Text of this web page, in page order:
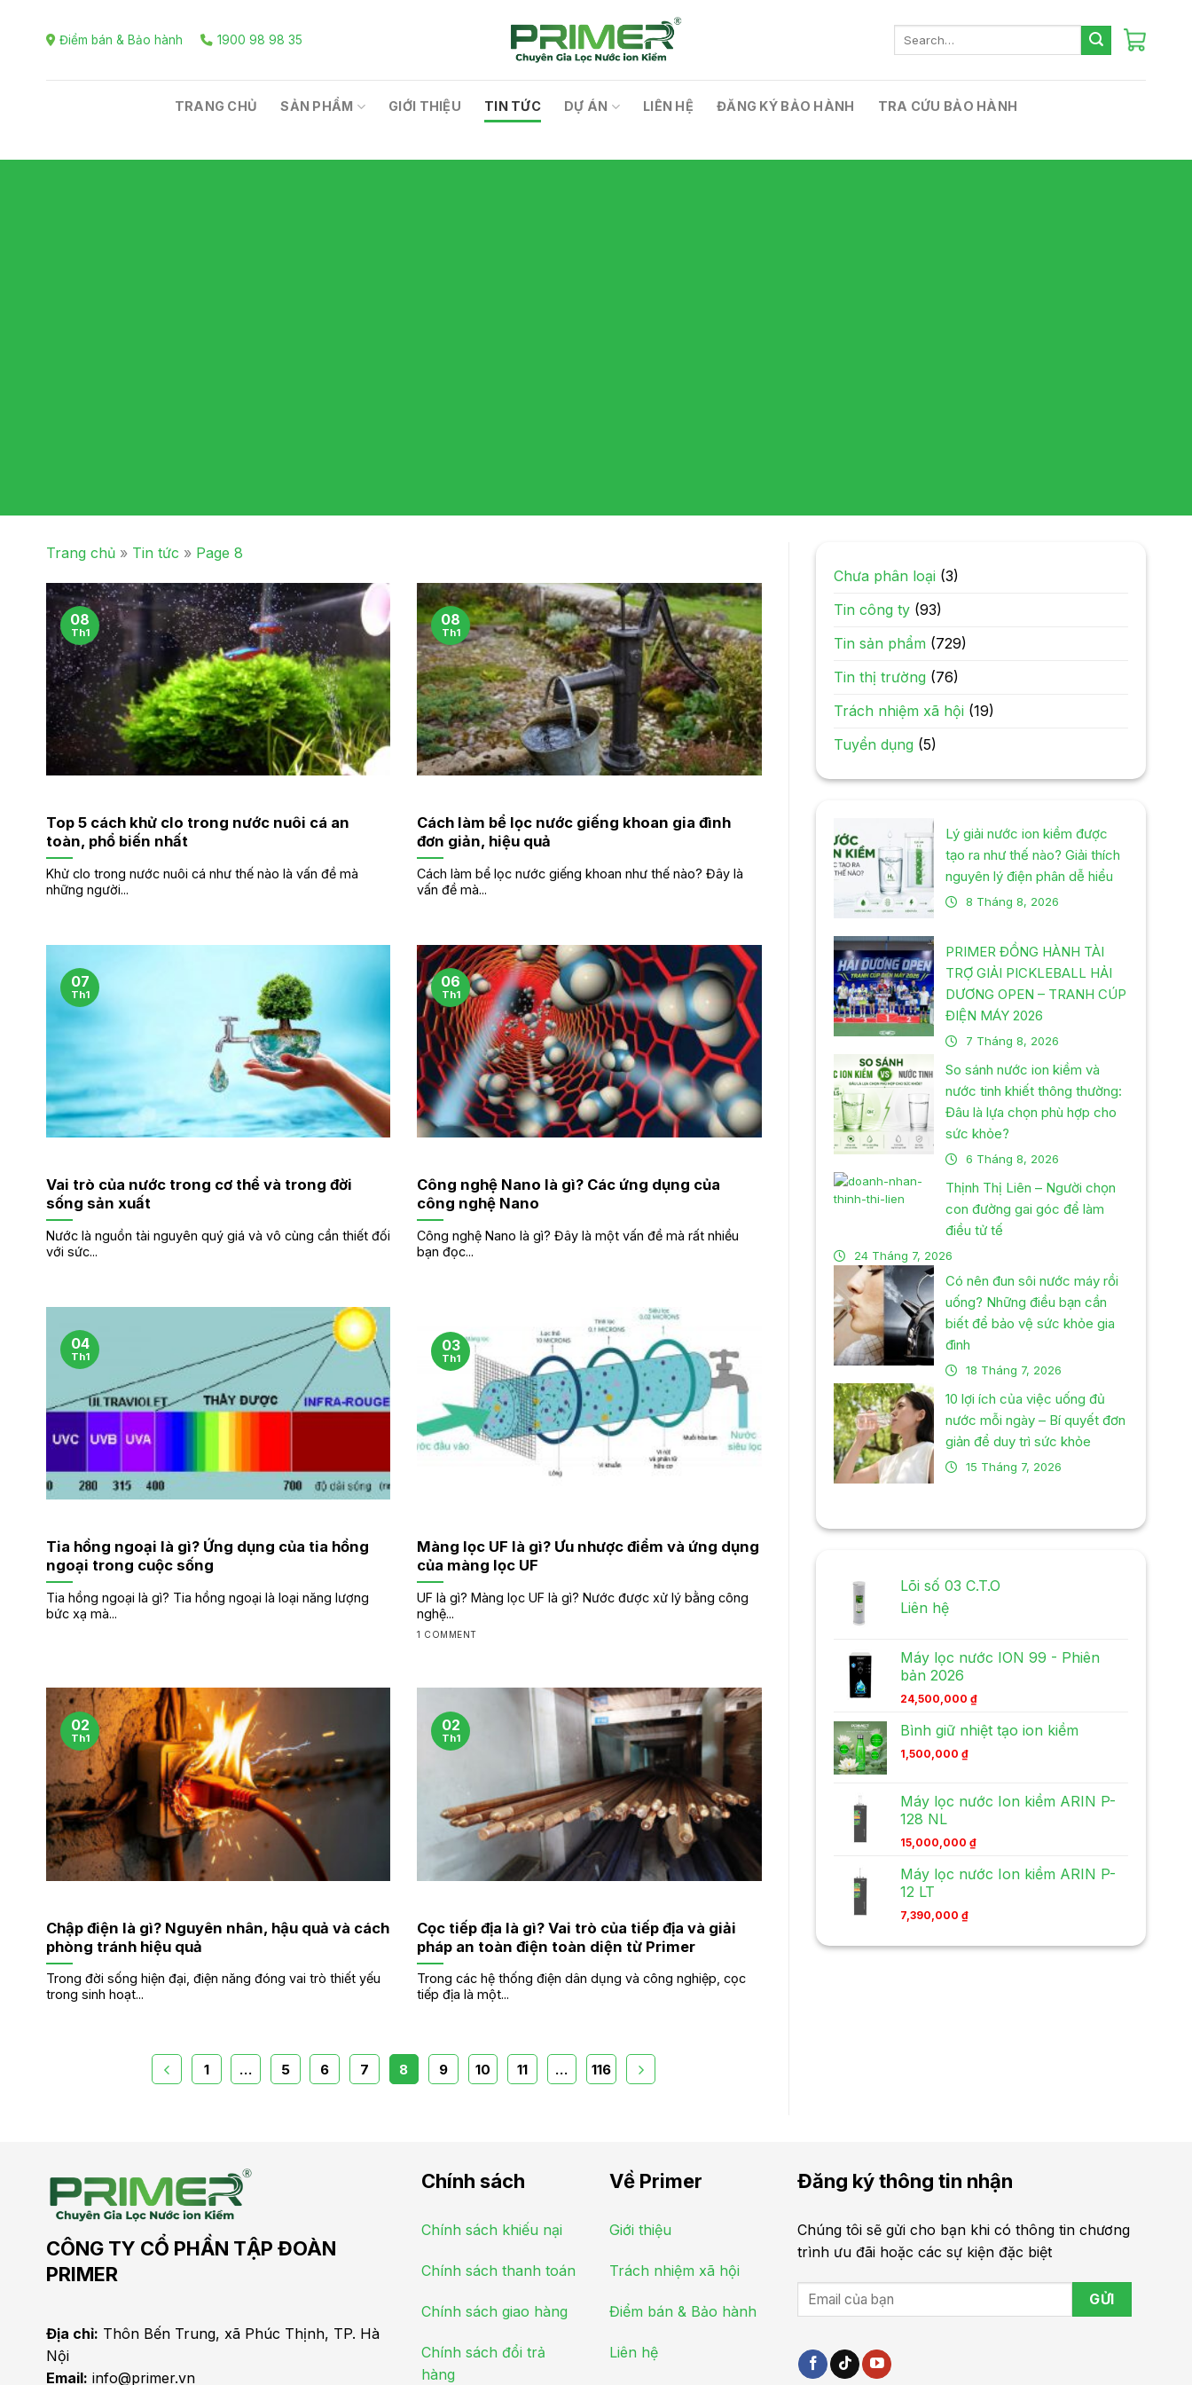
Điểm bán & Bảo hành 1900 98 98 35
TRANG CHỦ SẢN PHẨM GIỚI THIỆU TIN TỨC DỰ ÁN LIÊN HỆ ĐĂNG KÝ BẢO HÀNH TRA CỨU BẢO HÀNH
Trang chủ » Tin tức » Page 8
Top 5 cách khử clo trong nước nuôi cá an
toàn, phổ biến nhất
Khử clo trong nước nuôi cá như thế nào là vấn đề mà
những người...
08
Th1
Cách làm bể lọc nước giếng khoan gia đình
đơn giản, hiệu quả
Cách làm bể lọc nước giếng khoan như thế nào? Đây là
vấn đề mà...
08
Th1
Vai trò của nước trong cơ thể và trong đời
sống sản xuất
Nước là nguồn tài nguyên quý giá và vô cùng cần thiết đối
với sức...
07
Th1
Công nghệ Nano là gì? Các ứng dụng của
công nghệ Nano
Công nghệ Nano là gì? Đây là một vấn đề mà rất nhiều
bạn đọc...
06
Th1
Tia hồng ngoại là gì? Ứng dụng của tia hồng
ngoại trong cuộc sống
Tia hồng ngoại là gì? Tia hồng ngoại là loại năng lượng
bức xạ mà...
04
Th1
Màng lọc UF là gì? Ưu nhược điểm và ứng dụng
của màng lọc UF
UF là gì? Màng lọc UF là gì? Nước được xử lý bằng công
nghệ...
1 COMMENT
03
Th1
Chập điện là gì? Nguyên nhân, hậu quả và cách
phòng tránh hiệu quả
Trong đời sống hiện đại, điện năng đóng vai trò thiết yếu
trong sinh hoạt...
02
Th1
Cọc tiếp địa là gì? Vai trò của tiếp địa và giải
pháp an toàn điện toàn diện từ Primer
Trong các hệ thống điện dân dụng và công nghiệp, cọc
tiếp địa là một...
02
Th1
1 … 5 6 7 8 9 10 11 … 116
Chưa phân loại (3)
Tin công ty(93)
Tin sản phẩm (729)
Tin thị trường (76)
Trách nhiệm xã hội (19)
Tuyển dụng (5)
Lý giải nước ion kiềm được
tạo ra như thế nào? Giải thích
nguyên lý điện phân dễ hiểu
8 Tháng 8, 2026
PRIMER ĐỒNG HÀNH TÀI
TRỢ GIẢI PICKLEBALL HẢI
DƯƠNG OPEN – TRANH CÚP
ĐIỆN MÁY 2026
7 Tháng 8, 2026
So sánh nước ion kiềm và
nước tinh khiết thông thường:
Đâu là lựa chọn phù hợp cho
sức khỏe?
6 Tháng 8, 2026
Thịnh Thị Liên – Người chọn
con đường gai góc để làm
điều tử tế
24 Tháng 7, 2026
Có nên đun sôi nước máy rồi
uống? Những điều bạn cần
biết để bảo vệ sức khỏe gia
đình
18 Tháng 7, 2026
10 lợi ích của việc uống đủ
nước mỗi ngày – Bí quyết đơn
giản để duy trì sức khỏe
15 Tháng 7, 2026
Lõi số 03 C.T.O
Liên hệ
Máy lọc nước ION 99 - Phiên
bản 2026
24,500,000 ₫
Bình giữ nhiệt tạo ion kiềm
1,500,000 ₫
Máy lọc nước Ion kiềm ARIN P-
128 NL
15,000,000 ₫
Máy lọc nước Ion kiềm ARIN P-
12 LT
7,390,000 ₫
CÔNG TY CỔ PHẦN TẬP ĐOÀN
PRIMER
Địa chỉ: Thôn Bến Trung, xã Phúc Thịnh, TP. Hà
Nội
Email: info@primer.vn
Chính sách
Chính sách khiếu nại
Chính sách thanh toán
Chính sách giao hàng
Chính sách đổi trả
hàng
Về Primer
Giới thiệu
Trách nhiệm xã hội
Điểm bán & Bảo hành
Liên hệ
Đăng ký thông tin nhận
Chúng tôi sẽ gửi cho bạn khi có thông tin chương
trình ưu đãi hoặc các sự kiện đặc biệt